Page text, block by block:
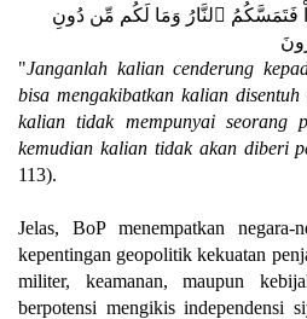
فَتَمَسَّكُمُ ٱلنَّارُ وَمَا لَكُم مِّن دُونِ
"Janganlah kalian cenderung
bisa mengakibatkan kalian
kalian tidak mempunyai seorang
kemudian kalian tidak akan diberi
113).
Jelas, BoP menempatkan
kepentingan geopolitik kekuatan
militer, keamanan, maupun
berpotensi mengikis independensi